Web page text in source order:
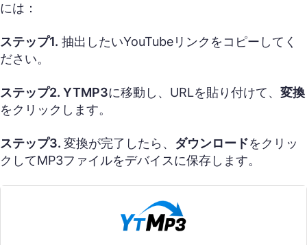
には：
ステップ1. 抽出したいYouTubeリンクをコピーしてく
ださい。
ステップ2. YTMP3に移動し、URLを貼り付けて、 変換
をクリックします。
ステップ3. 変換が完了したら、 ダウンロードをクリッ
クしてMP3ファイルをデバイスに保存します。